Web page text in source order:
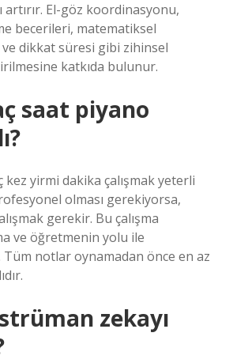
artırır. El-göz koordinasyonu,
becerileri, matematiksel
ve dikkat süresi gibi zihinsel
katkıda bulunur.
saat piyano
kez yirmi dakika çalışmak yeterli
olması gerekiyorsa,
gerekir. Bu çalışma
ve öğretmenin yolu ile
notlar oynamadan önce en az
zekayı